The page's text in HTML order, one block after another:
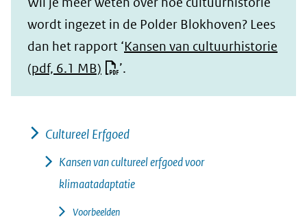
wordt ingezet in de Polder Blokhoven? Lees
dan het rapport ‘Kansen van cultuurhistorie
(pdf, 6.1 MB)
’.
Cultureel Erfgoed
Kansen van cultureel erfgoed voor
klimaatadaptatie
Voorbeelden